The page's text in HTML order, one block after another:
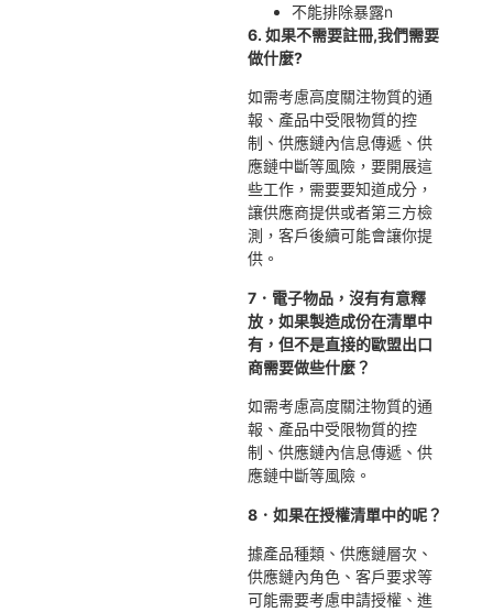
不能排除暴露n
6. 如果不需要註冊,我們需要
做什麼?
如需考慮高度關注物質的通
報、產品中受限物質的控
制、供應鏈內信息傳遞、供
應鏈中斷等風險，要開展這
些工作，需要要知道成分，
讓供應商提供或者第三方檢
測，客戶後續可能會讓你提
供。
7．電子物品，沒有有意釋
放，如果製造成份在清單中
有，但不是直接的歐盟出口
商需要做些什麼？
如需考慮高度關注物質的通
報、產品中受限物質的控
制、供應鏈內信息傳遞、供
應鏈中斷等風險。
8．如果在授權清單中的呢？
據產品種類、供應鏈層次、
供應鏈內角色、客戶要求等
可能需要考慮申請授權、進